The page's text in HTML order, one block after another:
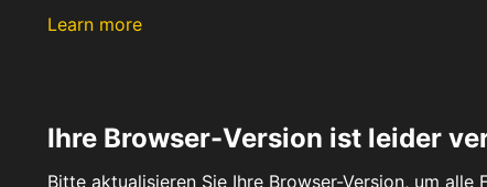
Learn more
Ihre Browser-Version ist leider
Bitte aktualisieren Sie Ihre Browser-Version, um